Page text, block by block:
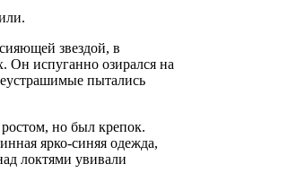
звездой, в
Он испуганно озирался на
пытались
но был крепок.
ярко-синяя одежда,
локтями увивали